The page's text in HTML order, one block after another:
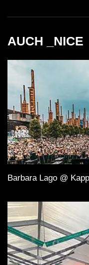
AUCH _NICE
Barbara Lago @